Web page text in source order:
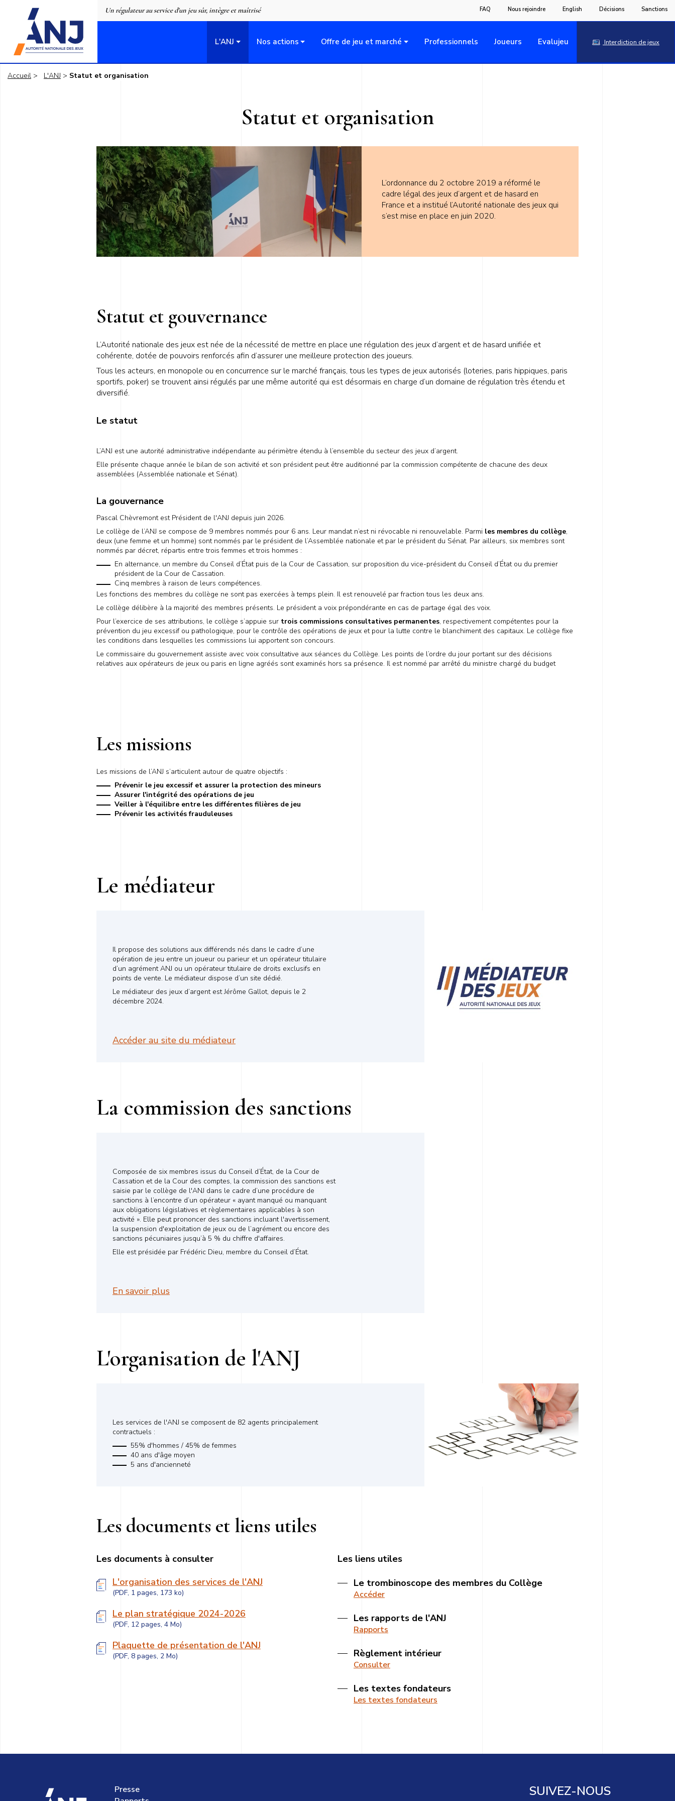
au
principal
accueil
Un régulateur au service d'un jeu sûr, intègre et maîtrisé FAQ Nous rejoindre English Décisions Sanctions
L'ANJ Nos actions Offre de jeu et marché Professionnels Joueurs Evalujeu Interdiction de jeux
Accueil L'ANJ Statut et organisation
Statut et organisation
L’ordonnance du 2 octobre 2019 a réformé le
cadre légal des jeux d’argent et de hasard en
France et a institué l’Autorité nationale des jeux qui
s’est mise en place en juin 2020.
Statut et gouvernance
L’Autorité nationale des jeux est née de la nécessité de mettre en place une régulation des jeux d’argent et de hasard unifiée et
cohérente, dotée de pouvoirs renforcés afin d’assurer une meilleure protection des joueurs.
Tous les acteurs, en monopole ou en concurrence sur le marché français, tous les types de jeux autorisés (loteries, paris hippiques, paris
sportifs, poker) se trouvent ainsi régulés par une même autorité qui est désormais en charge d’un domaine de régulation très étendu et
diversifié.
Le statut
L’ANJ est une autorité administrative indépendante au périmètre étendu à l’ensemble du secteur des jeux d’argent.
Elle présente chaque année le bilan de son activité et son président peut être auditionné par la commission compétente de chacune des deux
assemblées (Assemblée nationale et Sénat).
La gouvernance
Pascal Chèvremont est Président de l'ANJ depuis juin 2026.
Le collège de l’ANJ se compose de 9 membres nommés pour 6 ans. Leur mandat n’est ni révocable ni renouvelable. Parmi les membres du collège,
deux (une femme et un homme) sont nommés par le président de l’Assemblée nationale et par le président du Sénat. Par ailleurs, six membres sont
nommés par décret, répartis entre trois femmes et trois hommes :
En alternance, un membre du Conseil d’État puis de la Cour de Cassation, sur proposition du vice-président du Conseil d’État ou du premier
président de la Cour de Cassation.
Cinq membres à raison de leurs compétences.
Les fonctions des membres du collège ne sont pas exercées à temps plein. Il est renouvelé par fraction tous les deux ans.
Le collège délibère à la majorité des membres présents. Le président a voix prépondérante en cas de partage égal des voix.
Pour l’exercice de ses attributions, le collège s’appuie sur trois commissions consultatives permanentes, respectivement compétentes pour la
prévention du jeu excessif ou pathologique, pour le contrôle des opérations de jeux et pour la lutte contre le blanchiment des capitaux. Le collège fixe
les conditions dans lesquelles les commissions lui apportent son concours.
Le commissaire du gouvernement assiste avec voix consultative aux séances du Collège. Les points de l’ordre du jour portant sur des décisions
relatives aux opérateurs de jeux ou paris en ligne agréés sont examinés hors sa présence. Il est nommé par arrêté du ministre chargé du budget
Les missions
Les missions de l’ANJ s’articulent autour de quatre objectifs :
Prévenir le jeu excessif et assurer la protection des mineurs
Assurer l'intégrité des opérations de jeu
Veiller à l'équilibre entre les différentes filières de jeu
Prévenir les activités frauduleuses
Le médiateur
Il propose des solutions aux différends nés dans le cadre d’une
opération de jeu entre un joueur ou parieur et un opérateur titulaire
d’un agrément ANJ ou un opérateur titulaire de droits exclusifs en
points de vente. Le médiateur dispose d’un site dédié.
Le médiateur des jeux d’argent est Jérôme Gallot, depuis le 2
décembre 2024.
Accéder au site du médiateur
La commission des sanctions
Composée de six membres issus du Conseil d’État, de la Cour de
Cassation et de la Cour des comptes, la commission des sanctions est
saisie par le collège de l'ANJ dans le cadre d’une procédure de
sanctions à l’encontre d’un opérateur « ayant manqué ou manquant
aux obligations législatives et règlementaires applicables à son
activité ». Elle peut prononcer des sanctions incluant l'avertissement,
la suspension d'exploitation de jeux ou de l’agrément ou encore des
sanctions pécuniaires jusqu’à 5 % du chiffre d'affaires.
Elle est présidée par Frédéric Dieu, membre du Conseil d’État.
En savoir plus
L'organisation de l'ANJ
Les services de l'ANJ se composent de 82 agents principalement
contractuels :
55% d'hommes / 45% de femmes
40 ans d'âge moyen
5 ans d'ancienneté
Les documents et liens utiles
Les documents à consulter
L'organisation des services de l'ANJ
(PDF, 1 pages, 173 ko)
Le plan stratégique 2024-2026
(PDF, 12 pages, 4 Mo)
Plaquette de présentation de l'ANJ
(PDF, 8 pages, 2 Mo)
Les liens utiles
Le trombinoscope des membres du Collège
Accéder
Les rapports de l'ANJ
Rapports
Règlement intérieur
Consulter
Les textes fondateurs
Les textes fondateurs
Presse
SUIVEZ-NOUS
Panneau de gestion des cookies